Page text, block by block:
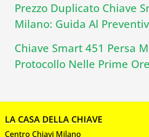
Prezzo Duplicato Chiave
Milano: Guida Al
Chiave Smart 451 Persa
Protocollo Nelle Prime Ore
LA CASA DELLA CHIAVE
Centro Chiavi Milano